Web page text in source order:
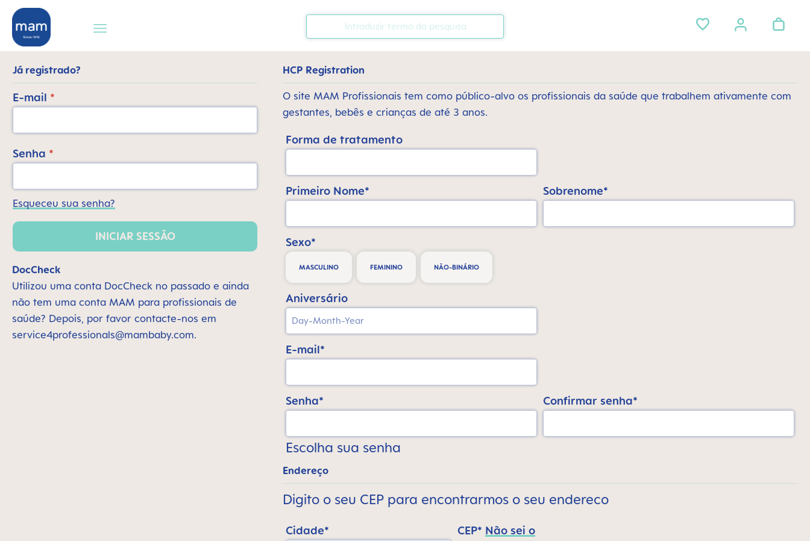
Já registrado?
E-mail *
Senha *
Esqueceu sua senha?
INICIAR SESSÃO
DocCheck
Utilizou uma conta DocCheck no passado e ainda
não tem uma conta MAM para profissionais de
saúde? Depois, por favor contacte-nos em
service4professionals@mambaby.com.
HCP Registration
O site MAM Profissionais tem como público-alvo os profissionais da saúde que trabalhem ativamente com
gestantes, bebês e crianças de até 3 anos.
Forma de tratamento
Primeiro Nome* Sobrenome*
Sexo*
MASCULINO FEMININO NÃO-BINÁRIO
Aniversário
E-mail*
Senha*
Escolha sua senha
Confirmar senha*
Endereço
Digito o seu CEP para encontrarmos o seu endereco
Cidade* CEP* Não sei o